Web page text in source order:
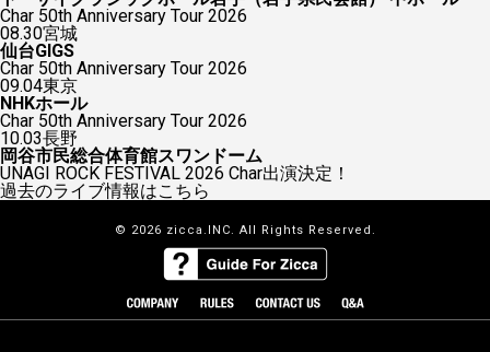
Char 50th Anniversary Tour 2026
08.30宮城
仙台GIGS
Char 50th Anniversary Tour 2026
09.04東京
NHKホール
Char 50th Anniversary Tour 2026
10.03長野
岡谷市民総合体育館スワンドーム
UNAGI ROCK FESTIVAL 2026 Char出演決定！
過去のライブ情報はこちら
© 2026 zicca.INC. All Rights Reserved.